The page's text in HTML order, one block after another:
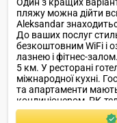
пляжу можна дійти
Aleksandar
До ваших послуг
безкоштовним WiFi і
лазнею і фітнес-
5 км. У ресторані
міжнародної кухні.
та апартаменти
кондиціонером, РК-
міні-баром і